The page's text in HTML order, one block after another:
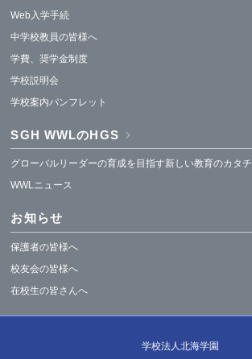
Web入学手続
中学校教員の皆様へ
学費、奨学金制度
学校説明会
学校案内パンフレット
SGH WWLのHGS
グローバルリーダーの育成を目指す新しい教育のカタチ
WWLニュース
お知らせ
保護者の皆様へ
校友会の皆様へ
在校生の皆さんへ
学校法人北海学園